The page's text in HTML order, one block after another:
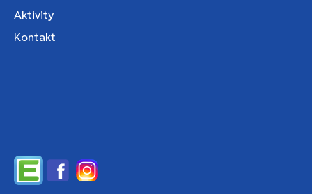
Aktivity
Kontakt
EdupageFacebookInstagram